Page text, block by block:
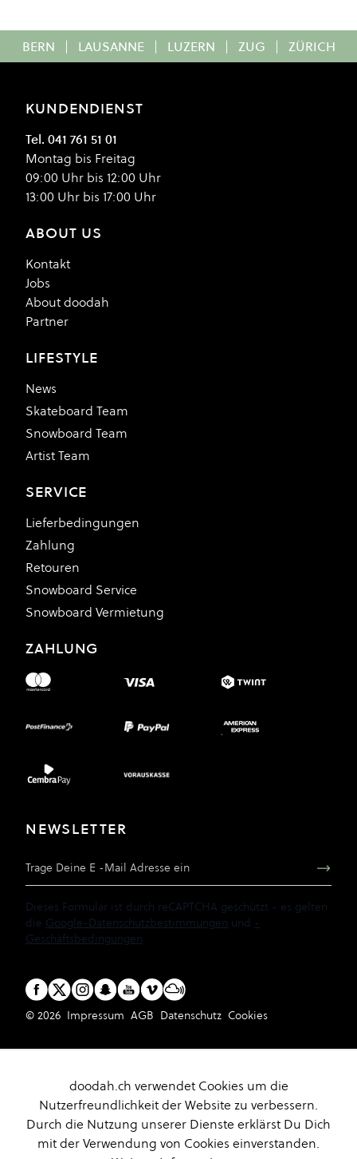
BERN | LAUSANNE | LUZERN | ZUG | ZÜRICH
KUNDENDIENST
Tel. 041 761 51 01
Montag bis Freitag
09:00 Uhr bis 12:00 Uhr
13:00 Uhr bis 17:00 Uhr
ABOUT US
Kontakt
Jobs
About doodah
Partner
LIFESTYLE
News
Skateboard Team
Snowboard Team
Artist Team
SERVICE
Lieferbedingungen
Zahlung
Retouren
Snowboard Service
Snowboard Vermietung
ZAHLUNG
NEWSLETTER
Dieses Formular ist durch reCAPTCHA geschützt - es gelten
die Google-Datenschutzbestimmungen und -
Geschäftsbedingungen.
© 2026 Impressum AGB Datenschutz Cookies
doodah.ch verwendet Cookies um die
Nutzerfreundlichkeit der Website zu verbessern.
Durch die Nutzung unserer Dienste erklärst Du Dich
mit der Verwendung von Cookies einverstanden.